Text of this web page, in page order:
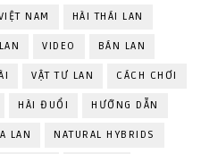
NAM HÀI THÁI LAN
VIDEO BÁN LAN
VẬT TƯ LAN CÁCH CHƠI
HÀI ĐUỔI HƯỚNG DẪN
LAN NATURAL HYBRIDS